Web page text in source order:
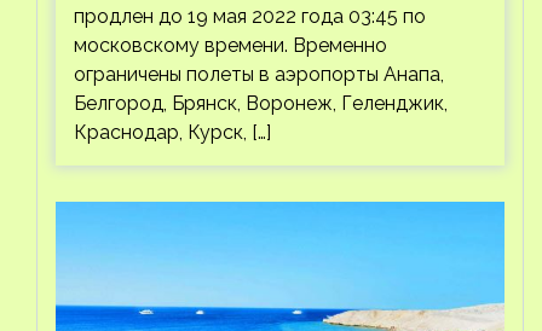
продлен до 19 мая 2022 года 03:45 по
московскому времени. Временно
ограничены полеты в аэропорты Анапа,
Белгород, Брянск, Воронеж, Геленджик,
Краснодар, Курск, […]